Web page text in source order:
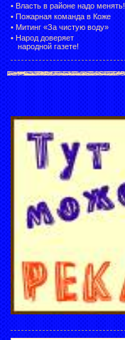
• Власть в районе надо менять!
• Пожарная команда в Коже
• Митинг «За чистую воду»
• Народ доверяет
народной газете!